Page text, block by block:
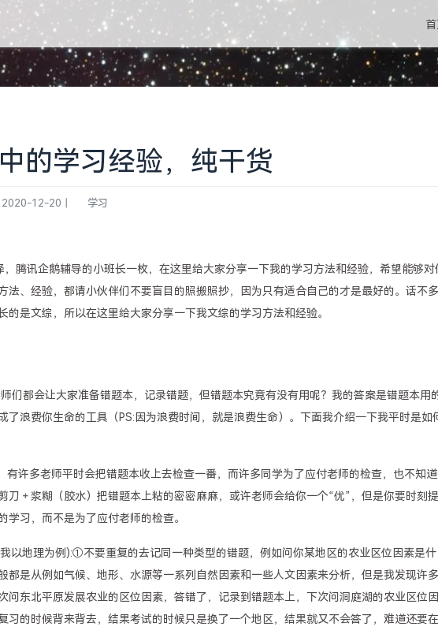
的学习经验，纯干货
2020-12-20
学习
，腾讯企鹅辅导的小班长一枚，在这里给大家分享一下我的学习方法和经验，希望能够对
法、经验，都请小伙伴们不要盲目的照搬照抄，因为只有适合自己的才是最好的。话不多
的是文综，所以在这里给大家分享一下我文综的学习方法和经验。
们都会让大家准备错题本，记录错题，但错题本究竟有没有用呢？我的答案是错题本用
了浪费你生命的工具（PS:因为浪费时间，就是浪费生命）。下面我介绍一下我平时是如
有许多老师平时会把错题本收上去检查一番，而许多同学为了应付老师的检查，也不知
刀＋浆糊（胶水）把错题本上粘的密密麻麻，或许老师会给你一个“优”，但是你要时刻
习，而不是为了应付老师的检查。
以地理为例):①不要重复的去记同一种类型的错题，例如问你某地区的农业区位因素是什
都是从例如气候、地形、水源等一系列自然因素和一些人文因素来分析，但是我发现许
问东北平原发展农业的区位因素，答错了，记录到错题本上，下次问洞庭湖的农业区位因
习的时候背来背去，结果考试的时候只是换了一个地区，结果就又不会答了，难道还要